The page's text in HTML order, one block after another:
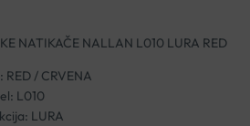
NATIKAČE NALLAN L010 LURA RED
RED / CRVENA
L010
LURA